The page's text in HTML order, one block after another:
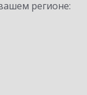
регионе: